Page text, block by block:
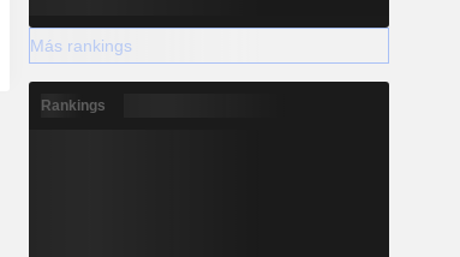
Más rankings
Rankings